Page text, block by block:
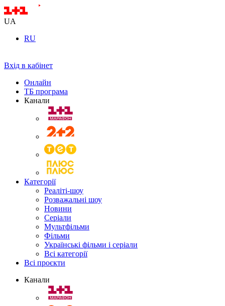
UA
RU
Вхід в кабінет
Онлайн
ТБ програма
Канали
Категорії
Реаліті-шоу
Розважальні шоу
Новини
Серіали
Мультфільми
Фільми
Українські фільми і серіали
Всі категорії
Всі проєкти
Канали